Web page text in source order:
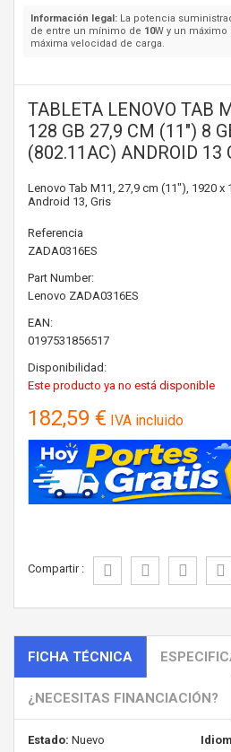
Información legal: La potencia
de entre un mínimo de 10W y un máximo
máxima velocidad de carga.
TABLETA LENOVO TAB
128 GB 27,9 CM (11") 8
(802.11AC) ANDROID 13
Lenovo Tab M11, 27,9 cm (11"), 1920 x
Android 13, Gris
Referencia
ZADA0316ES
Part Number:
Lenovo ZADA0316ES
EAN:
0197531856517
Disponibilidad:
Este producto ya no está disponible
182,59 € IVA incluido
Compartir :
FICHA TÉCNICA
¿NECESITAS FINANCIACIÓN?
Estado: Nuevo